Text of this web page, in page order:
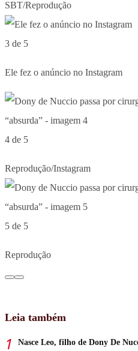
SBT/Reprodução
3 de 5
Ele fez o anúncio no Instagram
4 de 5
Reprodução/Instagram
5 de 5
Reprodução
Leia também
Nasce Leo, filho de Dony De